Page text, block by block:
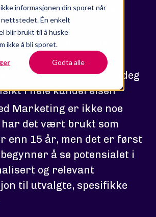
informasjonen din sporet når
Én enkelt
blir brukt til å huske
ikke å bli sporet.
Godta alle
personas som er
dine ideelle kunder
salgsavdelingen har
felles målsettinger
CRM-verktøysom gir deg
i hele kundereisen
Marketing er ikke noe
har det vært brukt som
enn 15 år, men det er først
å se potensialet i
og relevant
til utvalgte, spesifikke